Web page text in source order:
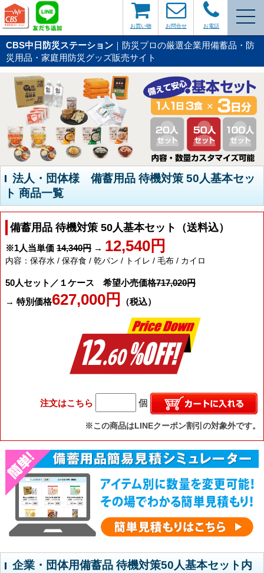
お電話
お問合せ
お買い物
CBS中日防災ステーション ｜防災プロの厳選企業用備蓄品・防
災用品・家庭用防災グッズ販売サイト
法人・団体様 備蓄用品 待機対策 50人基本セッ
ト 商品一覧
備蓄用品 待機対策 50人基本セット（送料込）
※1人当単価 14,340円 → 12,540円
内容：保存水 / 保存食 / 乾パン / トイレ / 毛布 / カイロ
50人セット／１ケース 希望小売価格717,020円
→ 特別価格627,000円 （税込）
注文はこちら 個
※この商品はLINEクーポン割引の対象外です。
企業・団体用備蓄品 待機対策50人基本セット内